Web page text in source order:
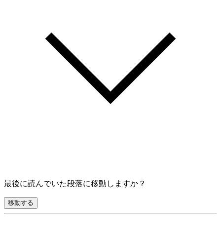
最後に読んでいた段落に移動しますか？
移動する